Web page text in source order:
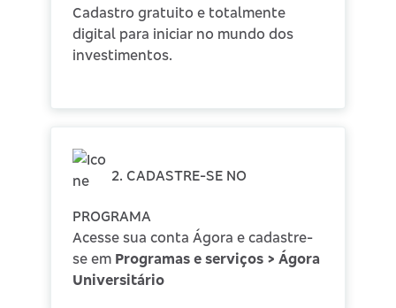
Cadastro gratuito e totalmente
digital para iniciar no mundo dos
investimentos.
2. CADASTRE-SE NO
PROGRAMA
Acesse sua conta Ágora e cadastre-
se em Programas e serviços > Ágora
Universitário